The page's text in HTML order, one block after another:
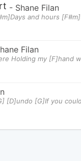
- Shane Filan
and hours
Filan
Holding my [F]hand
[D]undo [G]If you